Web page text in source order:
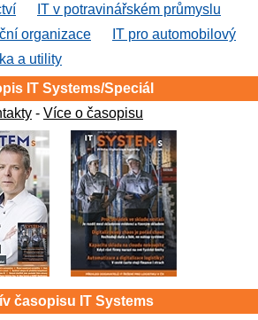
IT v potravinářském průmyslu
organizace
IT pro automobilový
a utility
IT Systems/Speciál
- Více o časopisu
časopisu IT Systems